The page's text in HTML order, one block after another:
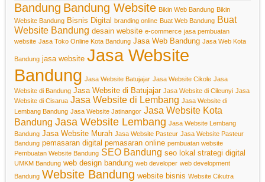
Bandung Bandung Website Bikin Web Bandung Bikin
Website Bandung Bisnis Digital branding online Buat Web Bandung Buat
Website Bandung desain website e-commerce jasa pembuatan
website Jasa Toko Online Kota Bandung Jasa Web Bandung Jasa Web Kota
Bandung jasa website Jasa Website
Bandung Jasa Website Batujajar Jasa Website Cikole Jasa
Website di Bandung Jasa Website di Batujajar Jasa Website di Cileunyi Jasa
Website di Cisarua Jasa Website di Lembang Jasa Website di
Lembang Bandung Jasa Website Jatinangor Jasa Website Kota
Bandung Jasa Website Lembang Jasa Website Lembang
Bandung Jasa Website Murah Jasa Website Pasteur Jasa Website Pasteur
Bandung pemasaran digital pemasaran online pembuatan website
Pembuatan Website Bandung SEO Bandung seo lokal strategi digital
UMKM Bandung web design bandung web developer web development
Bandung Website Bandung website bisnis Website Cikutra